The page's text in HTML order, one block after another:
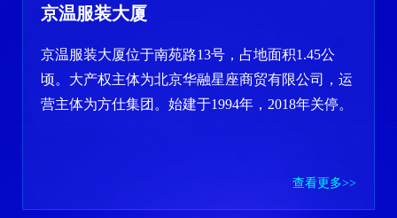
京温服装大厦
京温服装大厦位于南苑路13号，占地面积1.45公
顷。大产权主体为北京华融星座商贸有限公司，运
营主体为方仕集团。始建于1994年，2018年关停。
查看更多>>